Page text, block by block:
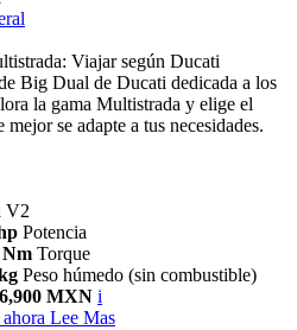
Viajar según Ducati
Big Dual de Ducati dedicada a los
la gama Multistrada y elige el
mejor se adapte a tus necesidades.
V2
Potencia
Nm Torque
Peso húmedo (sin combustible)
MXN i
Lee Mas